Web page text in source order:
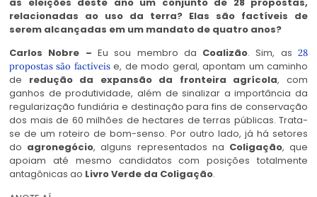
relacionadas ao uso da terra? Elas são factíveis de
serem alcançadas em um mandato de quatro anos?
Carlos Nobre – Eu sou membro da Coalizão. Sim, as28
propostas são factíveise, de modo geral, apontam um caminho
de redução da expansão da fronteira agrícola, com
ganhos de produtividade, além de sinalizar a importância da
regularização fundiária e destinação para fins de conservação
dos mais de 60 milhões de hectares de terras públicas. Trata-
se de um roteiro de bom-senso. Por outro lado, já há setores
do agronegócio, alguns representados na Coligação, que
apoiam até mesmo candidatos com posições totalmente
antagônicas ao Livro Verde da Coligação.